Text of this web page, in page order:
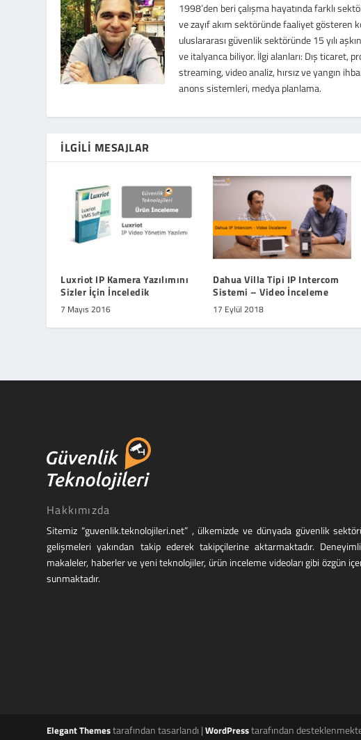
1998’den beri çalışma hayatında farklı
ve zayıf akım sektöründe faaliyet gösteren
uluslararası güvenlik sektöründe 15 yılı
ve italyanca biliyor. İlgi alanları: Dış ticaret,
streaming, video analiz, hırsız ve yangın
anons sistemleri, medya planlama.
İLGILI MESAJLAR
Luxriot IP Kamera Yazılımını
Sizler İçin İnceledik
7 Mayıs 2016
Dahua Villa Tipi IP Intercom
Sistemi – Video İnceleme
17 Eylül 2018
Hakkımızda
Sitemiz “guvenlik.teknolojileri.net” , ülkemizde ve dünyada güvenlik
gelişmeleri yakından takip ederek takipçilerine aktarmaktadır.
makaleler, haberler ve yeni teknolojiler, ürün inceleme videoları gibi özgün
sunmaktadır.
Elegant Themestarafından tasarlandı |WordPresstarafından